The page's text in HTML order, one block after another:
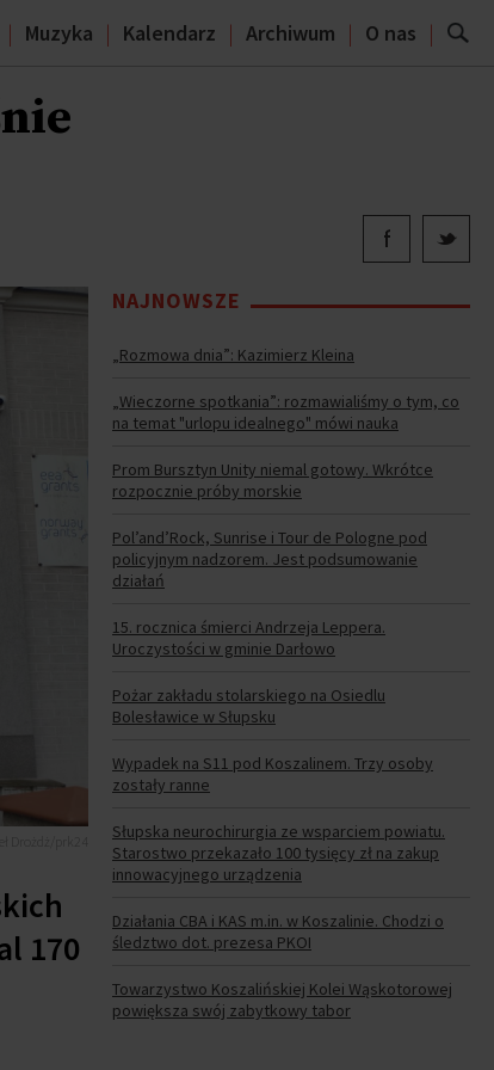
Muzyka Kalendarz Archiwum O nas
170
NAJNOWSZE
„Rozmowa dnia”: Kazimierz Kleina
„Wieczorne spotkania”: rozmawialiśmy o tym, co
na temat "urlopu idealnego" mówi nauka
Prom Bursztyn Unity niemal gotowy. Wkrótce
rozpocznie próby morskie
Pol’and’Rock, Sunrise i Tour de Pologne pod
policyjnym nadzorem. Jest podsumowanie
działań
15. rocznica śmierci Andrzeja Leppera.
Uroczystości w gminie Darłowo
Pożar zakładu stolarskiego na Osiedlu
Bolesławice w Słupsku
Wypadek na S11 pod Koszalinem. Trzy osoby
zostały ranne
Słupska neurochirurgia ze wsparciem powiatu.
Starostwo przekazało 100 tysięcy zł na zakup
innowacyjnego urządzenia
Działania CBA i KAS m.in. w Koszalinie. Chodzi o
śledztwo dot. prezesa PKOI
Towarzystwo Koszalińskiej Kolei Wąskotorowej
powiększa swój zabytkowy tabor